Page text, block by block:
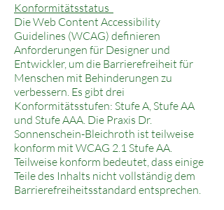
Konformitätsstatus
Die Web Content Accessibility
Guidelines (WCAG) definieren
Anforderungen für Designer und
Entwickler, um die Barrierefreiheit für
Menschen mit Behinderungen zu
verbessern. Es gibt drei
Konformitätsstufen: Stufe A, Stufe AA
und Stufe AAA. Die Praxis Dr.
Sonnenschein-Bleichroth ist teilweise
konform mit WCAG 2.1 Stufe AA.
Teilweise konform bedeutet, dass einige
Teile des Inhalts nicht vollständig dem
Barrierefreiheitsstandard entsprechen.